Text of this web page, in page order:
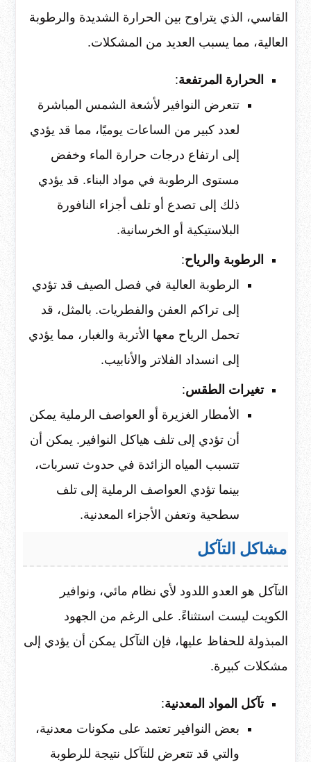
القاسي، الذي يتراوح بين الحرارة الشديدة والرطوبة
العالية، مما يسبب العديد من المشكلات.
الحرارة المرتفعة:
تتعرض النوافير لأشعة الشمس المباشرة
لعدد كبير من الساعات يوميًا، مما قد يؤدي
إلى ارتفاع درجات حرارة الماء وخفض
مستوى الرطوبة في مواد البناء. قد يؤدي
ذلك إلى تصدع أو تلف أجزاء النافورة
البلاستيكية أو الخرسانية.
الرطوبة والرياح:
الرطوبة العالية في فصل الصيف قد تؤدي
إلى تراكم العفن والفطريات. بالمثل، قد
تحمل الرياح معها الأتربة والغبار، مما يؤدي
إلى انسداد الفلاتر والأنابيب.
تغيرات الطقس:
الأمطار الغزيرة أو العواصف الرملية يمكن
أن تؤدي إلى تلف هياكل النوافير. يمكن أن
تتسبب المياه الزائدة في حدوث تسربات،
بينما تؤدي العواصف الرملية إلى تلف
سطحية وتعفن الأجزاء المعدنية.
مشاكل التآكل
التآكل هو العدو اللدود لأي نظام مائي، ونوافير
الكويت ليست استثناءً. على الرغم من الجهود
المبذولة للحفاظ عليها، فإن التآكل يمكن أن يؤدي إلى
مشكلات كبيرة.
تآكل المواد المعدنية:
بعض النوافير تعتمد على مكونات معدنية،
والتي قد تتعرض للتآكل نتيجة للرطوبة